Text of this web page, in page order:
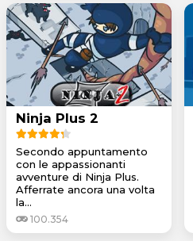
Ninja Plus 2
Secondo appuntamento
con le appassionanti
avventure di Ninja Plus.
Afferrate ancora una volta
la...
100.354